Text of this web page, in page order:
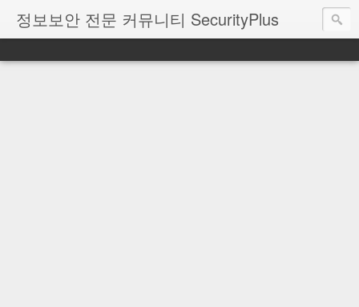
정보보안 전문 커뮤니티 SecurityPlus